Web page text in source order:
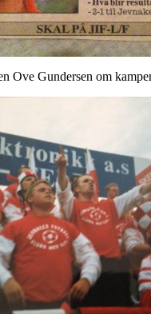
Ove Gundersen om